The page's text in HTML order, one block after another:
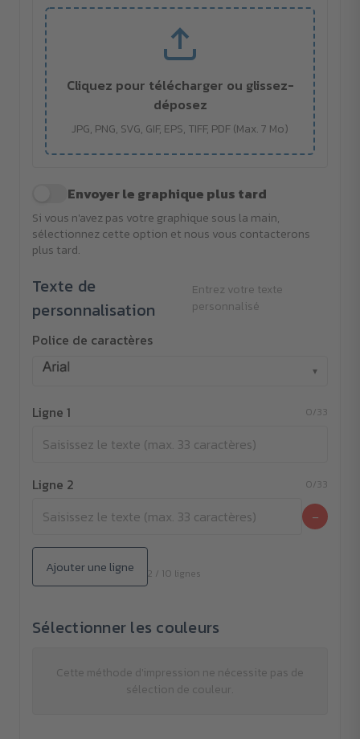
Cliquez pour télécharger ou glissez-
déposez
JPG, PNG, SVG, GIF, EPS, TIFF, PDF (Max. 7 Mo)
Envoyer le graphique plus tard
Si vous n'avez pas votre graphique sous la main,
sélectionnez cette option et nous vous contacterons
plus tard.
Texte de
personnalisation
Entrez votre texte
personnalisé
Police de caractères
▾
Ligne 1 0/33
Ligne 2 0/33
−
Ajouter une ligne 2 / 10 lignes
Sélectionner les couleurs
Cette méthode d'impression ne nécessite pas de
sélection de couleur.